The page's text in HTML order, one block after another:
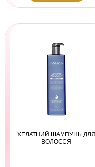
ХЕЛАТНИЙ ШАМПУНЬ ДЛЯ
ВОЛОССЯ